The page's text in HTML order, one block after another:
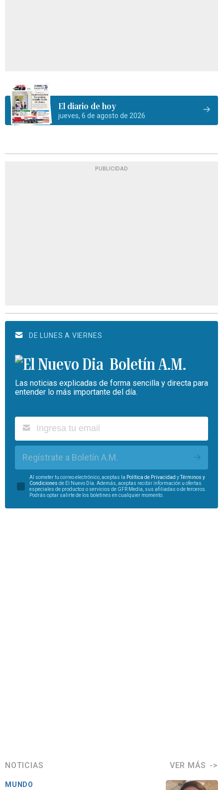
El diario de hoy
jueves, 6 de agosto de 2026
PUBLICIDAD
DE LUNES A VIERNES
Boletín A.M.
Las noticias explicadas de forma sencilla y directa para
entender lo más importante del día.
Regístrate a Boletín A.M.
Al someter tu correo electrónico, aceptas la Política de Privacidad yTérminos y
Condiciones de El Nuevo Día. Además, aceptas recibir información u ofertas
especiales de productos o servicios de GFR Media, sus afiliadas o de terceros.
Podrás optar salirte de los boletines en cualquier momento.
NOTICIAS VER MÁS
MUNDO